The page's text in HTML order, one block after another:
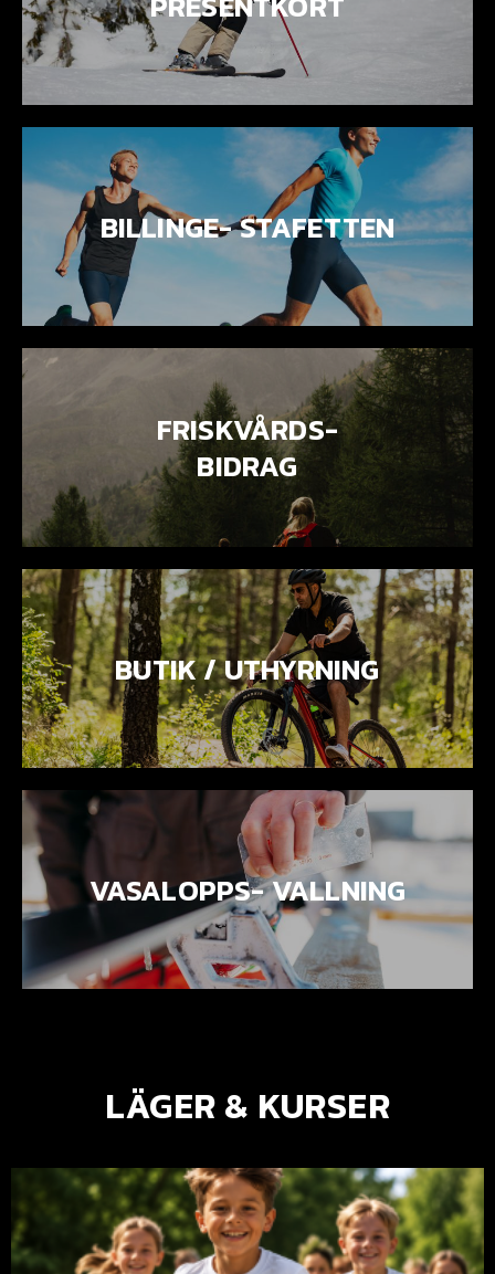
BILLINGE- STAFETTEN
FRISKVÅRDS-
BIDRAG
BUTIK / UTHYRNING
VASALOPPS- VALLNING
LÄGER & KURSER